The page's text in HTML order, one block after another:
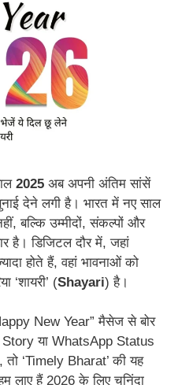
2025 अब अपनी अंतिम सांसें
देने लगी है। भारत में नए साल
बल्कि उम्मीदों, संकल्पों और
है। डिजिटल दौर में, जहां
होते हैं, वहां भावनाओं को
‘शायरी’ (Shayari) है।
New Year” मैसेज से बोर
या WhatsApp Status
‘Timely Bharat’ की यह
लाए हैं 2026 के लिए चुनिंदा